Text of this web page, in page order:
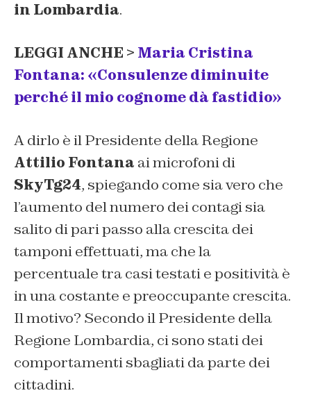
in Lombardia.
LEGGI ANCHE > Maria Cristina
Fontana: «Consulenze diminuite
perché il mio cognome dà fastidio»
A dirlo è il Presidente della Regione
Attilio Fontana ai microfoni di
SkyTg24, spiegando come sia vero che
l’aumento del numero dei contagi sia
salito di pari passo alla crescita dei
tamponi effettuati, ma che la
percentuale tra casi testati e positività è
in una costante e preoccupante crescita.
Il motivo? Secondo il Presidente della
Regione Lombardia, ci sono stati dei
comportamenti sbagliati da parte dei
cittadini.